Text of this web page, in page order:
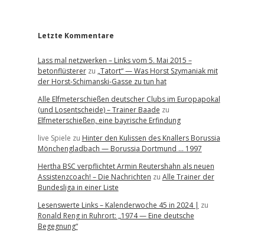
Letzte Kommentare
Lass mal netzwerken – Links vom 5. Mai 2015 –
betonflüstererzu „Tatort“ — Was Horst Szymaniak mit
der Horst-Schimanski-Gasse zu tun hat
Alle Elfmeterschießen deutscher Clubs im Europapokal
(und Losentscheide) – Trainer Baade zu
Elfmeterschießen, eine bayrische Erfindung
live Spiele zu Hinter den Kulissen des Knallers Borussia
Mönchengladbach — Borussia Dortmund … 1997
Hertha BSC verpflichtet Armin Reutershahn als neuen
Assistenzcoach! – Die Nachrichten zu Alle Trainer der
Bundesliga in einer Liste
Lesenswerte Links – Kalenderwoche 45 in 2024 | zu
Ronald Reng in Ruhrort: „1974 — Eine deutsche
Begegnung“